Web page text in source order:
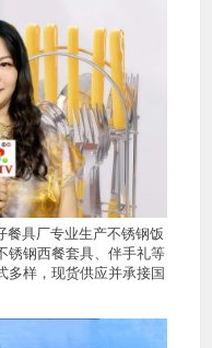
餐具厂专业生产不锈钢饭
锈钢西餐套具、伴手礼等
多样，现货供应并承接国